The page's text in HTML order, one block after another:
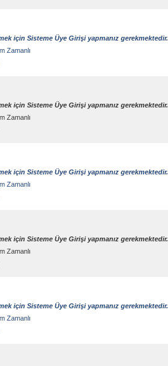
için Sisteme Üye Girişi yapmanız gerekmektedir.
Zamanlı
için Sisteme Üye Girişi yapmanız gerekmektedir.
Zamanlı
için Sisteme Üye Girişi yapmanız gerekmektedir.
Zamanlı
için Sisteme Üye Girişi yapmanız gerekmektedir.
Zamanlı
için Sisteme Üye Girişi yapmanız gerekmektedir.
Zamanlı